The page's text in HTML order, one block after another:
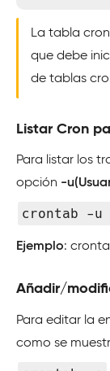
La tabla
que debe
de tablas
Listar Cron
Para listar los
opción -u
crontab -
Ejemplo:
Añadir/
Para editar la
como se